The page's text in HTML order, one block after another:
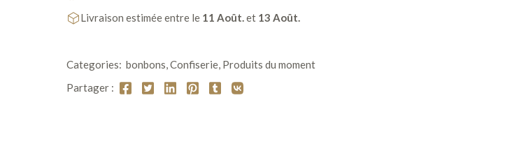
Livraison estimée entre le 11 Août.et 13 Août.
Categories: bonbons,Confiserie, Produits du moment
Partager :